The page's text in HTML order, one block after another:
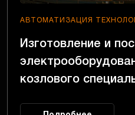
АВТОМАТИЗАЦИЯ
Изготовление и
козлового